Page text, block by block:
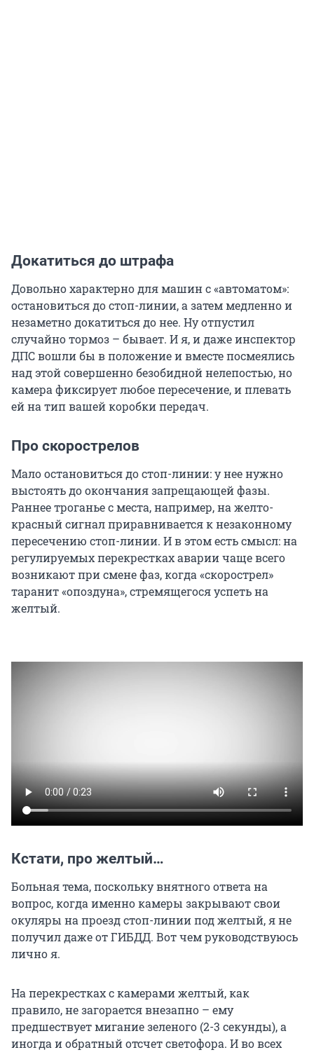
Докатиться до штрафа
Довольно характерно для машин с «автоматом»:
остановиться до стоп-линии, а затем медленно и
незаметно докатиться до нее. Ну отпустил
случайно тормоз – бывает. И я, и даже инспектор
ДПС вошли бы в положение и вместе посмеялись
над этой совершенно безобидной нелепостью, но
камера фиксирует любое пересечение, и плевать
ей на тип вашей коробки передач.
Про скорострелов
Мало остановиться до стоп-линии: у нее нужно
выстоять до окончания запрещающей фазы.
Раннее троганье с места, например, на желто-
красный сигнал приравнивается к незаконному
пересечению стоп-линии. И в этом есть смысл: на
регулируемых перекрестках аварии чаще всего
возникают при смене фаз, когда «скорострел»
таранит «опоздуна», стремящегося успеть на
желтый.
Кстати, про желтый…
Больная тема, поскольку внятного ответа на
вопрос, когда именно камеры закрывают свои
окуляры на проезд стоп-линии под желтый, я не
получил даже от ГИБДД. Вот чем руководствуюсь
лично я.
На перекрестках с камерами желтый, как
правило, не загорается внезапно – ему
предшествует мигание зеленого (2-3 секунды), а
иногда и обратный отсчет светофора. И во всех